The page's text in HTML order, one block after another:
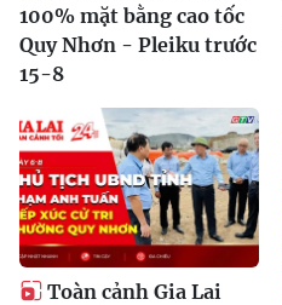
100% mặt bằng cao tốc
Quy Nhơn - Pleiku trước
15-8
Toàn cảnh Gia Lai